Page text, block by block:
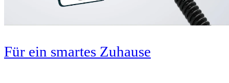
Für ein smartes Zuhause